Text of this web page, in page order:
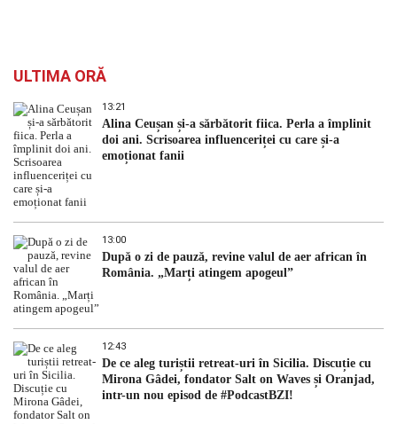
ULTIMA ORĂ
13:21
Alina Ceușan și-a sărbătorit fiica. Perla a împlinit
doi ani. Scrisoarea influenceriței cu care și-a
emoționat fanii
13:00
După o zi de pauză, revine valul de aer african în
România. „Marți atingem apogeul”
12:43
De ce aleg turiștii retreat-uri în Sicilia. Discuție cu
Mirona Gâdei, fondator Salt on Waves și Oranjad,
intr-un nou episod de #PodcastBZI!